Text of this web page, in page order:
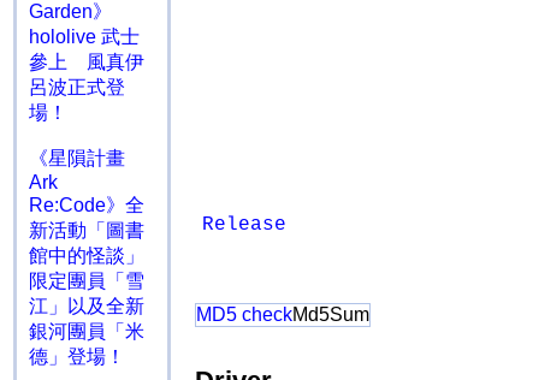
Garden》
hololive 武士
參上 風真伊
呂波正式登
場！
《星隕計畫
Ark
Re:Code》全
新活動「圖書
館中的怪談」
限定團員「雪
江」以及全新
銀河團員「米
德」登場！
Release
MD5 checkMd5Sum